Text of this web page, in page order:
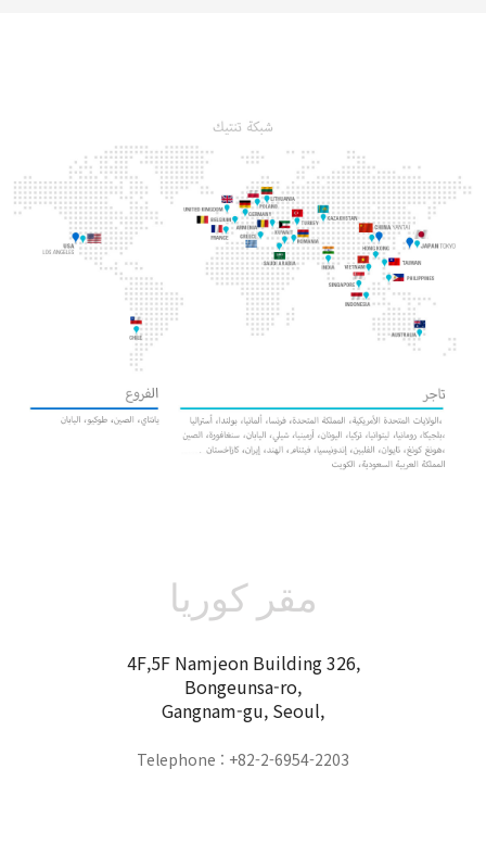
مقر كوريا
4F,5F Namjeon Building 326,
Bongeunsa-ro,
Gangnam-gu, Seoul,
Telephone : +82-2-6954-2203